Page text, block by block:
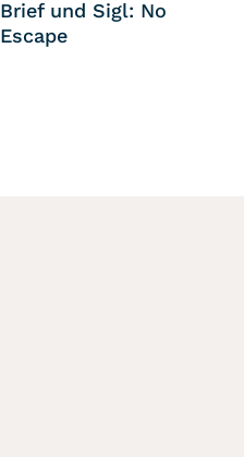
Brief und Sigl: No
Escape